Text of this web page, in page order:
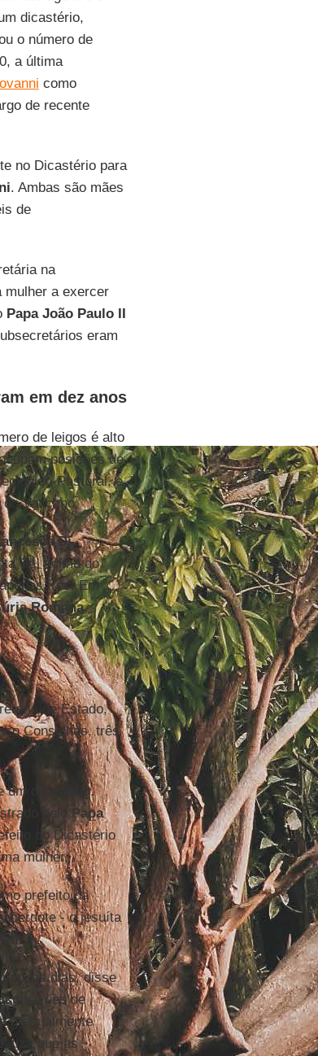
dicastério,
o número de
a última
como
de recente
no Dicastério para
. Ambas são mães
de
na
mulher a exercer
Papa João Paulo II
eram
em dez anos
de leigos é alto
posições de
Pastoral, e
Vaticano.
Di
Sé, acima do
três. Em
Romana
de Estado,
Conselhos, três
um dicastério.
peloPapa
do Dicastério
mulher.
prefeito da
- o jesuíta
dias, disse
posições de
gradualmente
que as